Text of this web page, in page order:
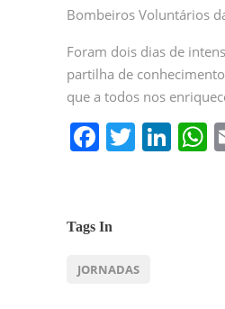
Bombeiros Voluntários
Foram dois dias de
partilha de
que a todos nos
F
e
o
T Li
Tags In
JORNADAS